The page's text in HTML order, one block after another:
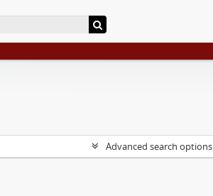
Advanced search options